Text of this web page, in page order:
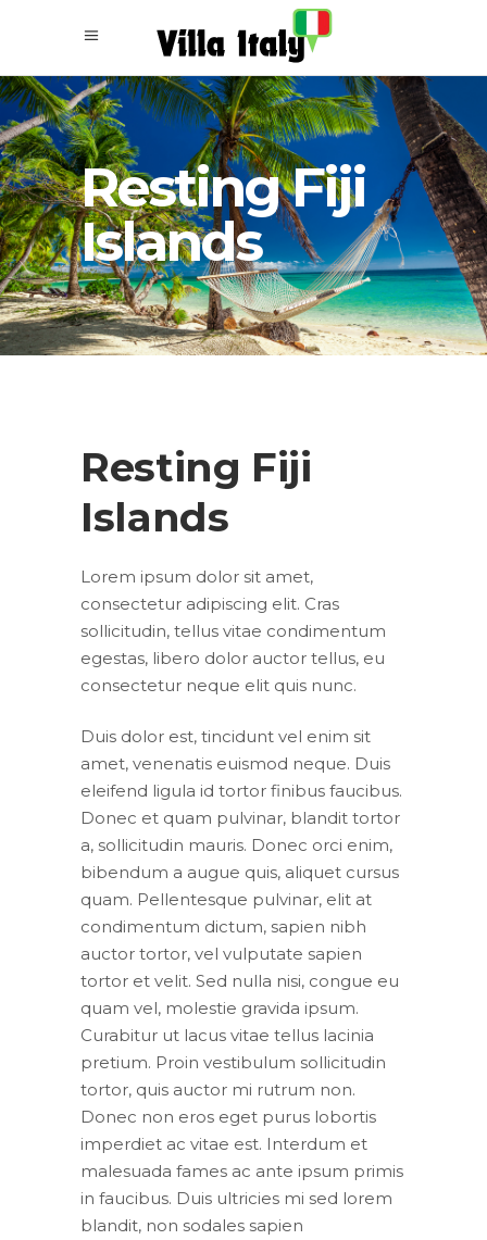
Resting Fiji
Islands
Resting Fiji
Islands
Lorem ipsum dolor sit amet,
consectetur adipiscing elit. Cras
sollicitudin, tellus vitae condimentum
egestas, libero dolor auctor tellus, eu
consectetur neque elit quis nunc.
Duis dolor est, tincidunt vel enim sit
amet, venenatis euismod neque. Duis
eleifend ligula id tortor finibus faucibus.
Donec et quam pulvinar, blandit tortor
a, sollicitudin mauris. Donec orci enim,
bibendum a augue quis, aliquet cursus
quam. Pellentesque pulvinar, elit at
condimentum dictum, sapien nibh
auctor tortor, vel vulputate sapien
tortor et velit. Sed nulla nisi, congue eu
quam vel, molestie gravida ipsum.
Curabitur ut lacus vitae tellus lacinia
pretium. Proin vestibulum sollicitudin
tortor, quis auctor mi rutrum non.
Donec non eros eget purus lobortis
imperdiet ac vitae est. Interdum et
malesuada fames ac ante ipsum primis
in faucibus. Duis ultricies mi sed lorem
blandit, non sodales sapien